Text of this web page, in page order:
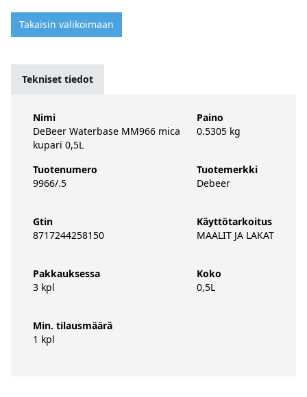
Takaisin valikoimaan
Tekniset tiedot
Nimi
DeBeer Waterbase MM966 mica
kupari 0,5L
Tuotenumero
9966/.5
Gtin
8717244258150
Pakkauksessa
3 kpl
Min. tilausmäärä
1 kpl
Paino
0.5305 kg
Tuotemerkki
Debeer
Käyttötarkoitus
MAALIT JA LAKAT
Koko
0,5L